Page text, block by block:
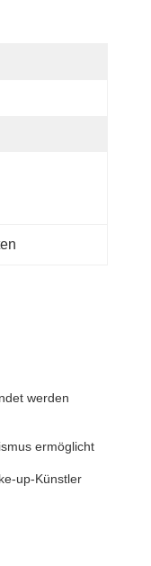
werden
ermöglicht
up-Künstler